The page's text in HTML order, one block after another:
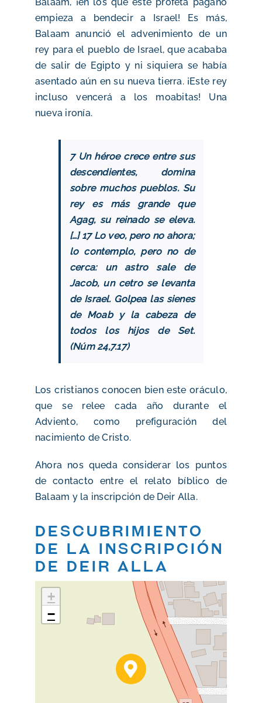
empieza a bendecir a Israel! Es más,
Balaam anunció el advenimiento de un
rey para el pueblo de Israel, que acababa
de salir de Egipto y ni siquiera se había
asentado aún en su nueva tierra. ¡Este rey
incluso vencerá a los moabitas! Una
nueva ironía.
7 Un héroe crece entre sus
descendientes, domina
sobre muchos pueblos. Su
rey es más grande que
Agag, su reinado se eleva.
[…] 17 Lo veo, pero no ahora;
lo contemplo, pero no de
cerca: un astro sale de
Jacob, un cetro se levanta
de Israel. Golpea las sienes
de Moab y la cabeza de
todos los hijos de Set.
(Núm 24,7.17)
Los cristianos conocen bien este oráculo,
que se relee cada año durante el
Adviento, como prefiguración del
nacimiento de Cristo.
Ahora nos queda considerar los puntos
de contacto entre el relato bíblico de
Balaam y la inscripción de Deir Alla.
Descubrimiento
de la inscripción
de Deir Alla
+
−